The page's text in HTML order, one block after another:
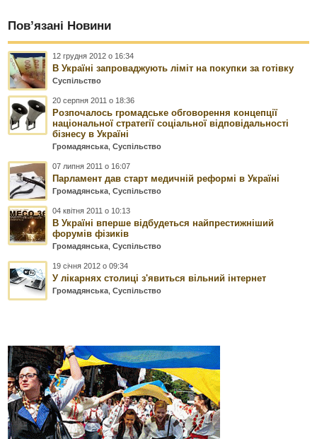
Пов’язані Новини
12 грудня 2012 о 16:34
В Україні запроваджують ліміт на покупки за готівку
Суспільство
20 серпня 2011 о 18:36
Розпочалось громадське обговорення концепції
національної стратегії соціальної відповідальності
бізнесу в Україні
Громадянська ,Суспільство
07 липня 2011 о 16:07
Парламент дав старт медичній реформі в Україні
Громадянська ,Суспільство
04 квітня 2011 о 10:13
В Україні вперше відбудеться найпрестижніший
форумів фізиків
Громадянська ,Суспільство
19 січня 2012 о 09:34
У лікарнях столиці з'явиться вільний інтернет
Громадянська ,Суспільство